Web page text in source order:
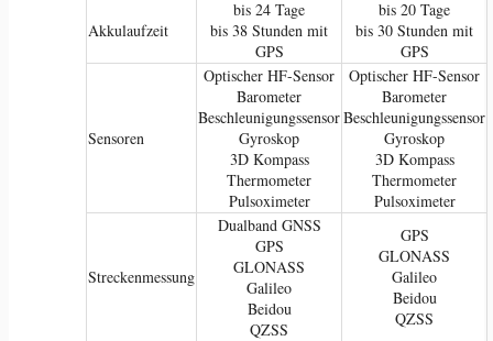
Akkulaufzeit
bis 24 Tage
bis 38 Stunden mit
GPS
bis 20 Tage
bis 30 Stunden mit
GPS
Sensoren
Optischer HF-Sensor
Barometer
Beschleunigungssensor
Gyroskop
3D Kompass
Thermometer
Pulsoximeter
Optischer HF-Sensor
Barometer
Beschleunigungssensor
Gyroskop
3D Kompass
Thermometer
Pulsoximeter
Streckenmessung
Dualband GNSS
GPS
GLONASS
Galileo
Beidou
QZSS
GPS
GLONASS
Galileo
Beidou
QZSS